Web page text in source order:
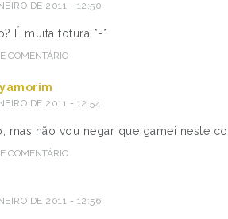
DE 2011 - 12:50
É muita fofura *-*
COMENTÁRIO
DE 2011 - 12:54
mas não vou negar que gamei neste
COMENTÁRIO
DE 2011 - 12:56